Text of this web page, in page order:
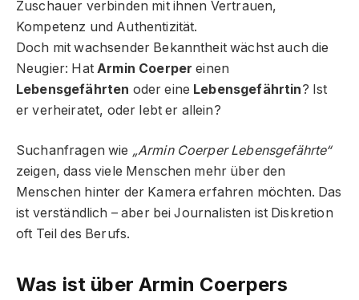
Zuschauer verbinden mit ihnen Vertrauen,
Kompetenz und Authentizität.
Doch mit wachsender Bekanntheit wächst auch die
Neugier: Hat Armin Coerper einen
Lebensgefährten oder eine Lebensgefährtin? Ist
er verheiratet, oder lebt er allein?
Suchanfragen wie „Armin Coerper Lebensgefährte“
zeigen, dass viele Menschen mehr über den
Menschen hinter der Kamera erfahren möchten. Das
ist verständlich – aber bei Journalisten ist Diskretion
oft Teil des Berufs.
Was ist über Armin Coerpers